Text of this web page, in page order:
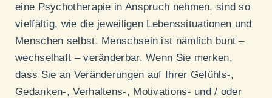
eine Psychotherapie in Anspruch nehmen, sind so
vielfältig, wie die jeweiligen Lebenssituationen und
Menschen selbst. Menschsein ist nämlich bunt –
wechselhaft –veränderbar. Wenn Sie merken,
dass Sie an Veränderungen auf Ihrer Gefühls-,
Gedanken-, Verhaltens-, Motivations- und / oder